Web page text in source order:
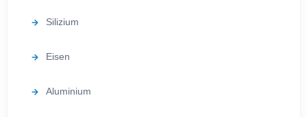
Silizium
Eisen
Aluminium